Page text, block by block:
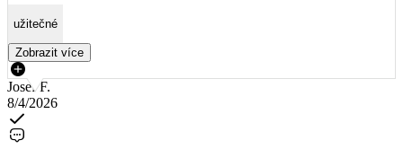
užitečné
Zobrazit více
Josef F.
8/4/2026